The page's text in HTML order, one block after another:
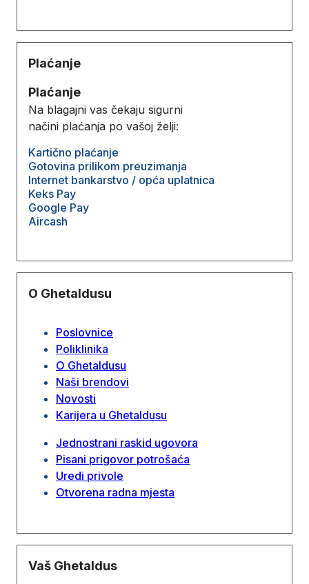
Plaćanje
Plaćanje
Na blagajni vas čekaju sigurni
načini plaćanja po vašoj želji:
Kartično plaćanje
Gotovina prilikom preuzimanja
Internet bankarstvo / opća uplatnica
Keks Pay
Google Pay
Aircash
O Ghetaldusu
Poslovnice
Poliklinika
O Ghetaldusu
Naši brendovi
Novosti
Karijera u Ghetaldusu
Jednostrani raskid ugovora
Pisani prigovor potrošaća
Uredi privole
Otvorena radna mjesta
Vaš Ghetaldus